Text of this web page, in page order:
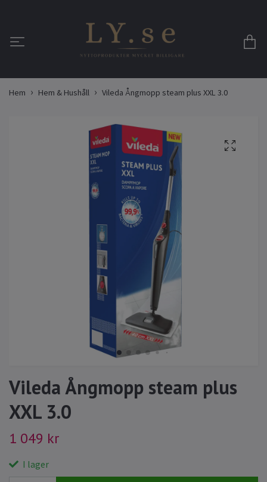
Hem Hem & Hushåll Vileda Ångmopp steam plus XXL 3.0
Vileda Ångmopp steam plus
XXL 3.0
1 049 kr
I lager